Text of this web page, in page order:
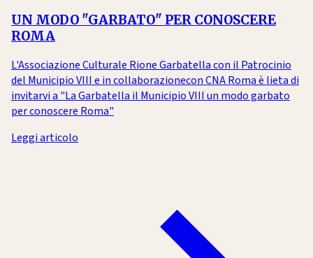
UN MODO "GARBATO" PER CONOSCERE
ROMA
L'Associazione Culturale Rione Garbatella con il Patrocinio
del Municipio VIII e in collaborazionecon CNA Roma è lieta di
invitarvi a "La Garbatella il Municipio VIII un modo garbato
per conoscere Roma"
Leggi articolo